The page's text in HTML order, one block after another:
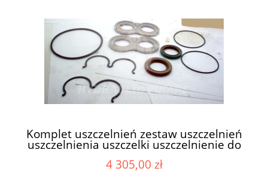
Komplet uszczelnień zestaw uszczelnień
uszczelnienia uszczelki uszczelnienie do
hydraulicznych Hydreco David Brown
4 305,00 zł